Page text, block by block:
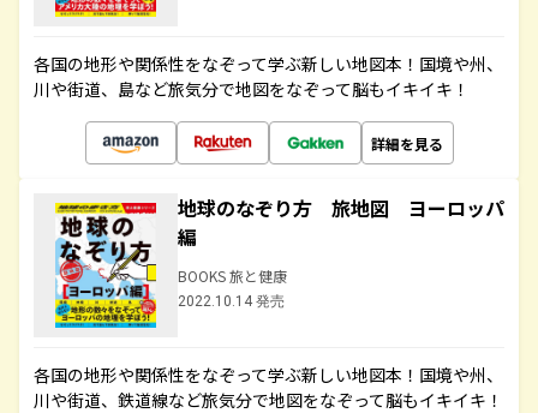
各国の地形や関係性をなぞって学ぶ新しい地図本！国境や州、
川や街道、島など旅気分で地図をなぞって脳もイキイキ！
詳細を見る
地球のなぞり方 旅地図 ヨーロッパ
編
BOOKS 旅と健康
2022.10.14 発売
各国の地形や関係性をなぞって学ぶ新しい地図本！国境や州、
川や街道、鉄道線など旅気分で地図をなぞって脳もイキイキ！